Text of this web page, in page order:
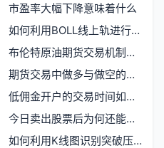
市盈率大幅下降意味着什么
如何利用BOLL线上轨进行高抛操作
布伦特原油期货交易机制解析：T1还是T0
期货交易中做多与做空的难易程度对比
低佣金开户的交易时间如何安排
今日卖出股票后为何还能继续买入
如何利用K线图识别突破压力整理结束信号